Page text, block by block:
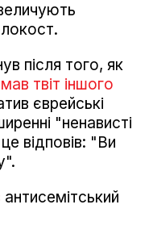
після того, як
твіт іншого
єврейські
"ненависті
відповів: "Ви
антисемітський